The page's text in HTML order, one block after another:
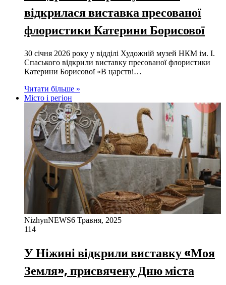
відкрилася виставка пресованої
флористики Катерини Борисової
30 січня 2026 року у відділі Художній музей НКМ ім. І.
Спаського відкрили виставку пресованої флористики
Катерини Борисової «В царстві…
Читати більше »
Місто і регіон
NizhynNEWS6 Травня, 2025
114
У Ніжині відкрили виставку «Моя
Земля», присвячену Дню міста